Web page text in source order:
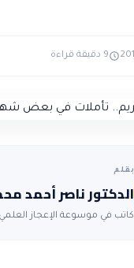
9 دقيقة قراءة
بقلم
الدكتور ناصر أحمد
كاتب في موسوعة الإعجاز العلمي — نشر